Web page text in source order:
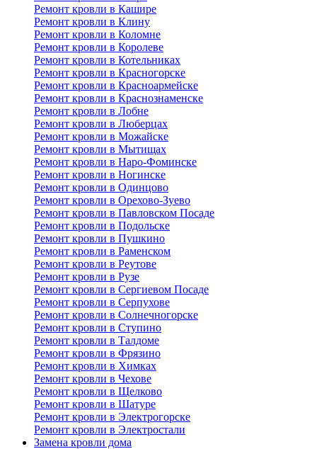
Ремонт кровли в Кашире
Ремонт кровли в Клину
Ремонт кровли в Коломне
Ремонт кровли в Королеве
Ремонт кровли в Котельниках
Ремонт кровли в Красногорске
Ремонт кровли в Красноармейске
Ремонт кровли в Краснознаменске
Ремонт кровли в Лобне
Ремонт кровли в Люберцах
Ремонт кровли в Можайске
Ремонт кровли в Мытищах
Ремонт кровли в Наро-Фоминске
Ремонт кровли в Ногинске
Ремонт кровли в Одинцово
Ремонт кровли в Орехово-Зуево
Ремонт кровли в Павловском Посаде
Ремонт кровли в Подольске
Ремонт кровли в Пушкино
Ремонт кровли в Раменском
Ремонт кровли в Реутове
Ремонт кровли в Рузе
Ремонт кровли в Сергиевом Посаде
Ремонт кровли в Серпухове
Ремонт кровли в Солнечногорске
Ремонт кровли в Ступино
Ремонт кровли в Талдоме
Ремонт кровли в Фрязино
Ремонт кровли в Химках
Ремонт кровли в Чехове
Ремонт кровли в Щелково
Ремонт кровли в Шатуре
Ремонт кровли в Электрогорске
Ремонт кровли в Электростали
Замена кровли дома